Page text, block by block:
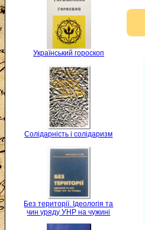
Український гороскоп
Солідарність і солідаризм
Без території. Ідеологія та
чин уряду УНР на чужині